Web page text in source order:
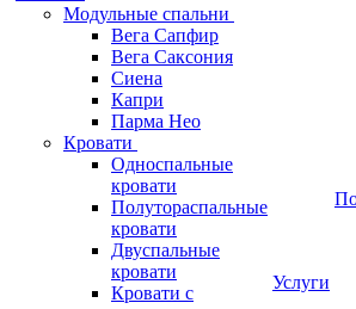
Модульные спальни
Вега Сапфир
Вега Саксония
Сиена
Капри
Парма Нео
Кровати
Односпальные
кровати
Полутораспальные
кровати
Двуспальные
кровати
Кровати с
Услуги